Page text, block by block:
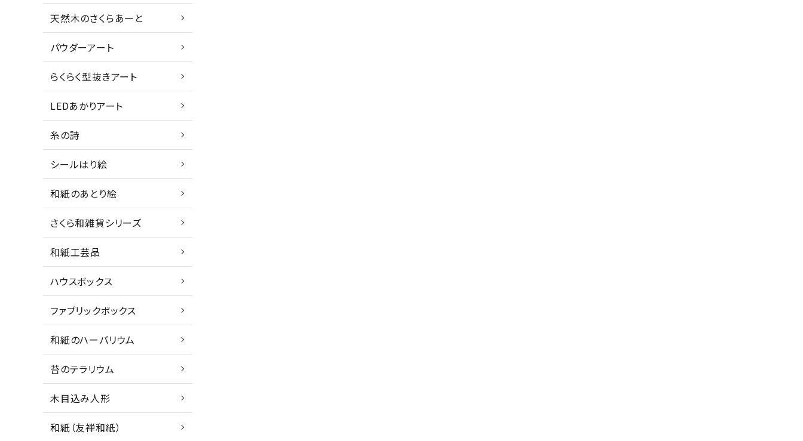
天然木のさくらあーと
パウダーアート
らくらく型抜きアート
LEDあかりアート
糸の詩
シールはり絵
和紙のあとり絵
さくら和雑貨シリーズ
和紙工芸品
ハウスボックス
ファブリックボックス
和紙のハーバリウム
苔のテラリウム
木目込み人形
和紙（友禅和紙）